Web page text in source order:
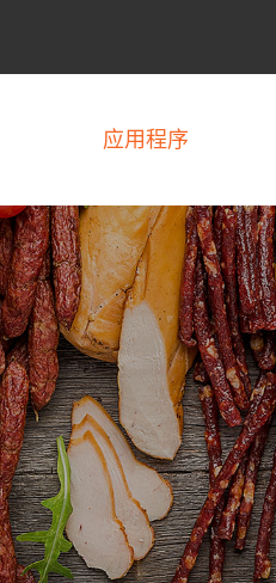
应用程序